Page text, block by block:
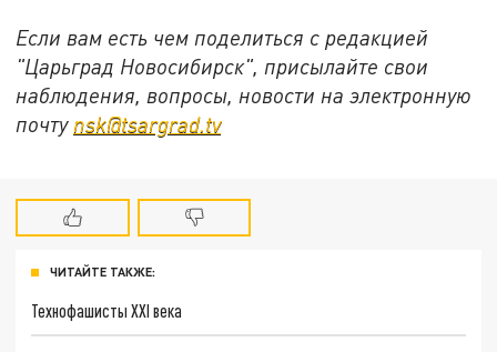
Если вам есть чем поделиться с редакцией
"Царьград Новосибирск", присылайте свои
наблюдения, вопросы, новости на электронную
почту nsk@tsargrad.tv
ЧИТАЙТЕ ТАКЖЕ:
Технофашисты XXI века